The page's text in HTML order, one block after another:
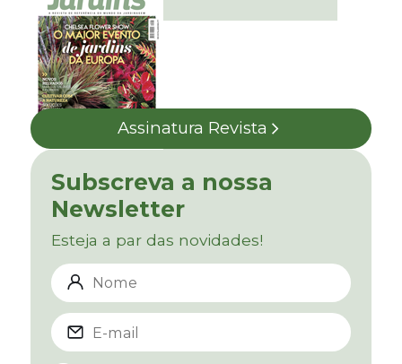
Assinatura Revista
Subscreva a nossa
Newsletter
Esteja a par das novidades!